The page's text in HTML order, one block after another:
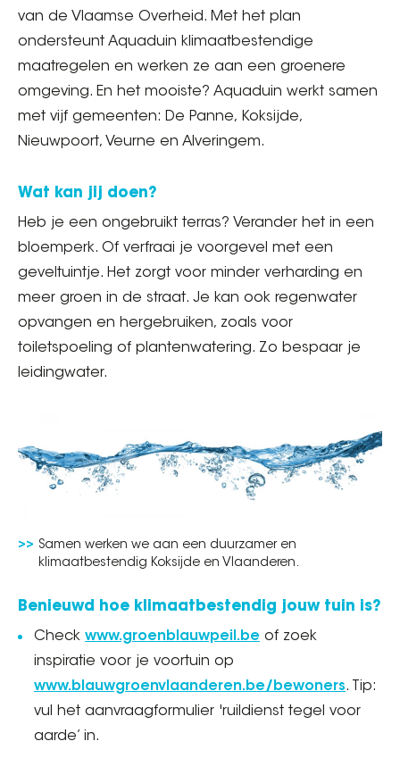
van de Vlaamse Overheid. Met het plan
ondersteunt Aquaduin klimaatbestendige
maatregelen en werken ze aan een groenere
omgeving. En het mooiste? Aquaduin werkt samen
met vijf gemeenten: De Panne, Koksijde,
Nieuwpoort, Veurne en Alveringem.
Wat kan jij doen?
Heb je een ongebruikt terras? Verander het in een
bloemperk. Of verfraai je voorgevel met een
geveltuintje. Het zorgt voor minder verharding en
meer groen in de straat. Je kan ook regenwater
opvangen en hergebruiken, zoals voor
toiletspoeling of plantenwatering. Zo bespaar je
leidingwater.
Samen werken we aan een duurzamer en
klimaatbestendig Koksijde en Vlaanderen.
Benieuwd hoe klimaatbestendig jouw tuin is?
Check www.groenblauwpeil.be of zoek
inspiratie voor je voortuin op
www.blauwgroenvlaanderen.be/bewoners. Tip:
vul het aanvraagformulier 'ruildienst tegel voor
aarde’ in.